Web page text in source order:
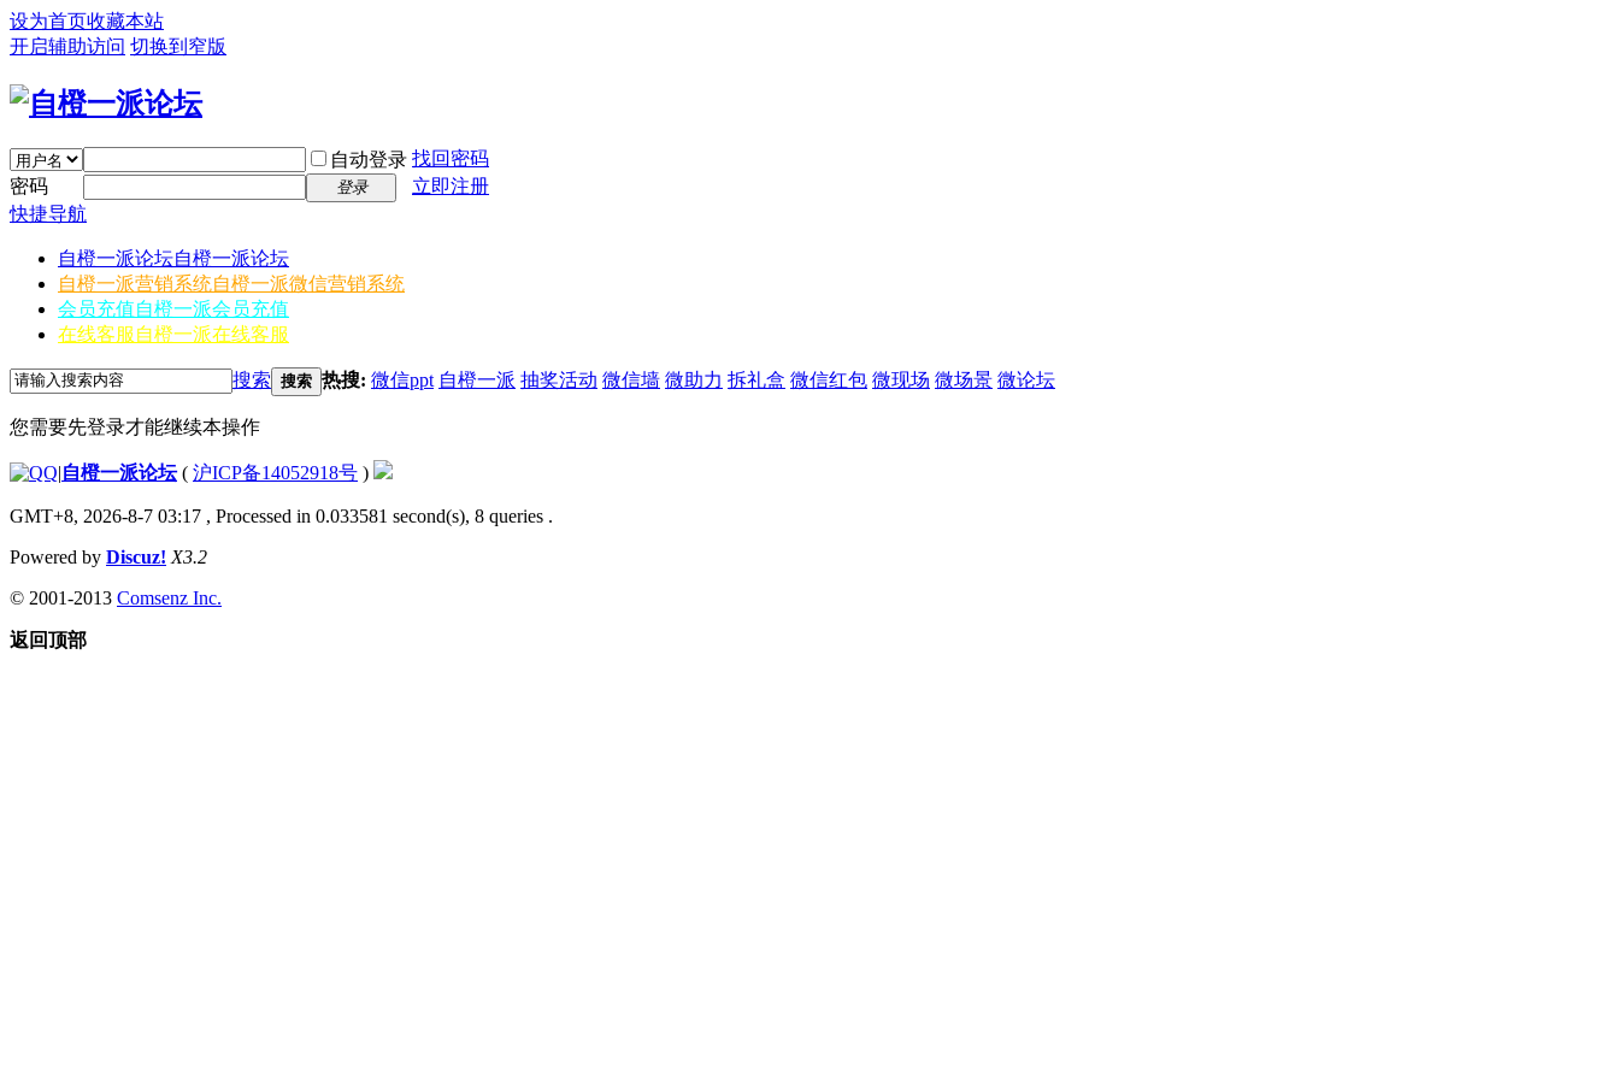
设为首页收藏本站
开启辅助访问 切换到窄版
自动登录 找回密码
密码
登录
立即注册
快捷导航
自橙一派论坛自橙一派论坛
自橙一派营销系统自橙一派微信营销系统
会员充值自橙一派会员充值
在线客服 自橙一派在线客服
搜索 搜索 热搜: 微信ppt 自橙一派 抽奖活动 微信墙 微助力 拆礼盒 微信红包 微现场 微场景 微论坛
您需要先登录才能继续本操作
|自橙一派论坛( 沪ICP备14052918号 )
GMT+8, 2026-8-7 03:17 , Processed in 0.033581 second(s), 8 queries .
Powered by Discuz! X3.2
© 2001-2013 Comsenz Inc.
返回顶部